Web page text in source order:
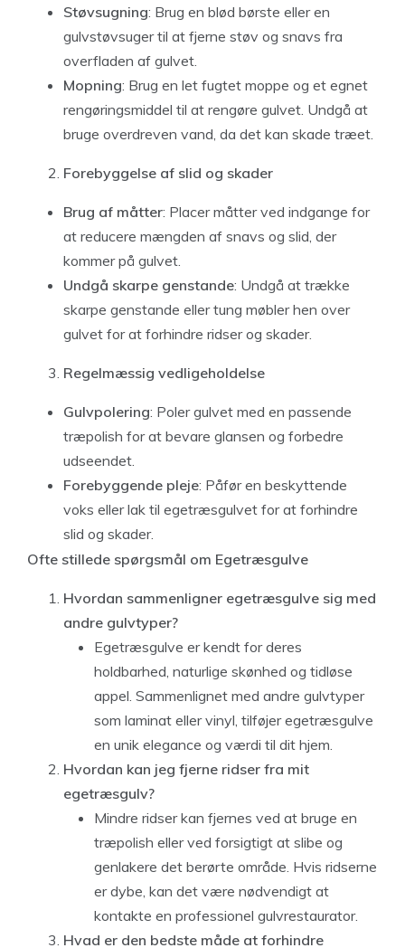
Støvsugning: Brug en blød børste eller en
gulvstøvsuger til at fjerne støv og snavs fra
overfladen af gulvet.
Mopning: Brug en let fugtet moppe og et egnet
rengøringsmiddel til at rengøre gulvet. Undgå at
bruge overdreven vand, da det kan skade træet.
Forebyggelse af slid og skader
Brug af måtter: Placer måtter ved indgange for
at reducere mængden af snavs og slid, der
kommer på gulvet.
Undgå skarpe genstande: Undgå at trække
skarpe genstande eller tung møbler hen over
gulvet for at forhindre ridser og skader.
Regelmæssig vedligeholdelse
Gulvpolering: Poler gulvet med en passende
træpolish for at bevare glansen og forbedre
udseendet.
Forebyggende pleje: Påfør en beskyttende
voks eller lak til egetræsgulvet for at forhindre
slid og skader.
Ofte stillede spørgsmål om Egetræsgulve
Hvordan sammenligner egetræsgulve sig med
andre gulvtyper?
Egetræsgulve er kendt for deres
holdbarhed, naturlige skønhed og tidløse
appel. Sammenlignet med andre gulvtyper
som laminat eller vinyl, tilføjer egetræsgulve
en unik elegance og værdi til dit hjem.
Hvordan kan jeg fjerne ridser fra mit
egetræsgulv?
Mindre ridser kan fjernes ved at bruge en
træpolish eller ved forsigtigt at slibe og
genlakere det berørte område. Hvis ridserne
er dybe, kan det være nødvendigt at
kontakte en professionel gulvrestaurator.
Hvad er den bedste måde at forhindre